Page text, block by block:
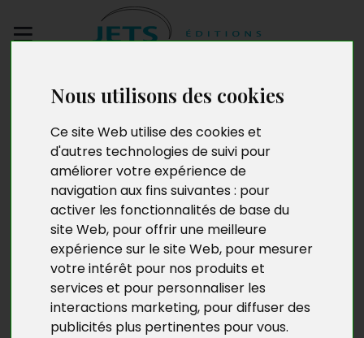
Nous utilisons des cookies
Ce site Web utilise des cookies et
d'autres technologies de suivi pour
améliorer votre expérience de
navigation aux fins suivantes : pour
activer les fonctionnalités de base du
site Web, pour offrir une meilleure
expérience sur le site Web, pour mesurer
votre intérêt pour nos produits et
services et pour personnaliser les
interactions marketing, pour diffuser des
publicités plus pertinentes pour vous.
Envoyez votre
manuscrit
Michael Remack
Marié et père de 5 enfants, Michael Remack a été
appelé par Dieu alors qu’il assistait à un programme de
prière quand il était étudiant. Depuis, il parcourt les
pays pour proclamer la bonne nouvelle et guider
l’homme, quel qu’il soit, vers la richesse spirituelle. Il a
également fondé la Mission Apostolat des Nations